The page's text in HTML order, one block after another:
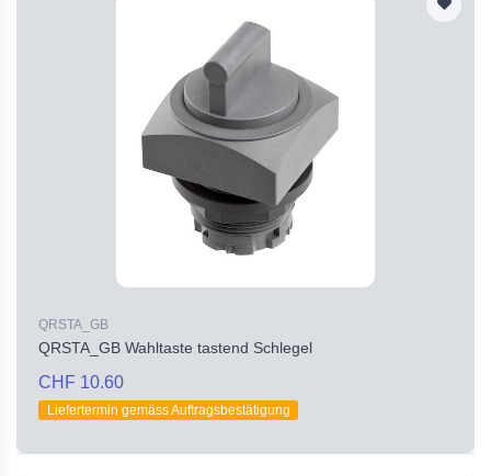
QRSTA_GB
QRSTA_GB Wahltaste tastend Schlegel
CHF 10.60
Liefertermin gemäss Auftragsbestätigung